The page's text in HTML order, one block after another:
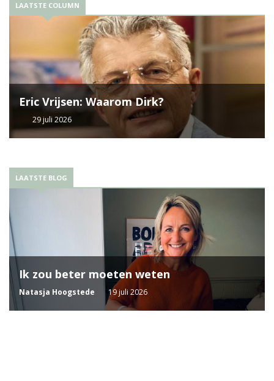
LAATSTE COLUMN
Eric Vrijsen: Waarom Dirk?
29 juli 2026
LAATSTE BLOG
Ik zou beter moeten weten
Natasja Hoogstede 19 juli 2026